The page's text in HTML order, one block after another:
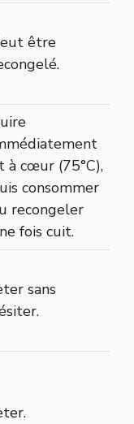
être
à cœur (75°C),
consommer
recongeler
fois cuit.
sans